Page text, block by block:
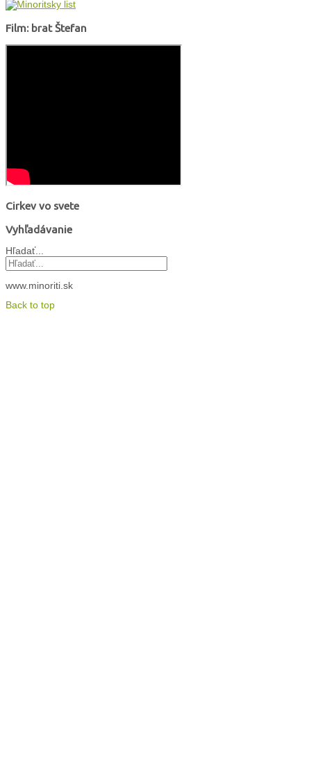
Film: brat Štefan
Cirkev vo svete
Vyhľadávanie
Hľadať...
www.minoriti.sk
Back to top